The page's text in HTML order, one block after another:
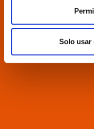
Solo usar